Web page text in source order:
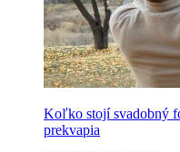
Koľko stojí svadobný
prekvapia